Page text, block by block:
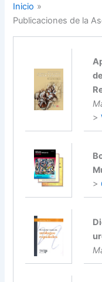
Inicio
Publicaciones de la
>
>